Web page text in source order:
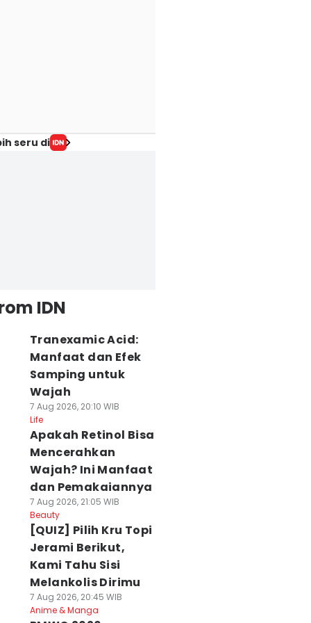
seru di
IDN
Tranexamic Acid:
Manfaat dan Efek
Samping untuk
Wajah
7 Aug 2026, 20:10 WIB
Life
Apakah Retinol Bisa
Mencerahkan
Wajah? Ini Manfaat
dan Pemakaiannya
7 Aug 2026, 21:05 WIB
Beauty
[QUIZ] Pilih Kru Topi
Jerami Berikut,
Kami Tahu Sisi
Melankolis Dirimu
7 Aug 2026, 20:45 WIB
Anime & Manga